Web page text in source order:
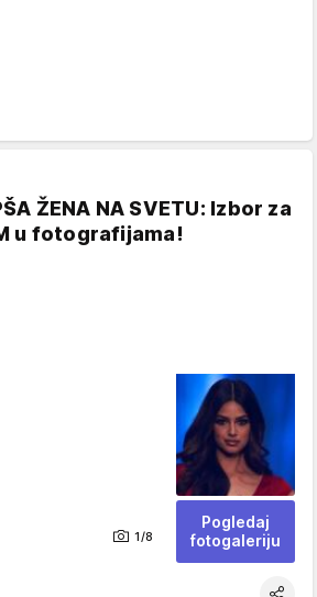
ŽENA NA SVETU: Izbor za
u fotografijama!
1/8
Pogledaj
fotogaleriju